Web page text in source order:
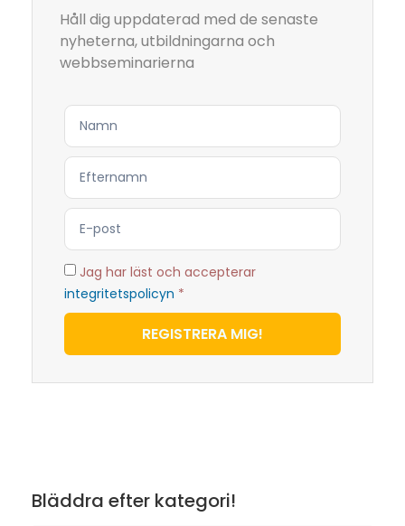
Håll dig uppdaterad med de senaste
nyheterna, utbildningarna och
webbseminarierna
Jag har läst och accepterar
integritetspolicyn *
REGISTRERA MIG!
Bläddra efter kategori!